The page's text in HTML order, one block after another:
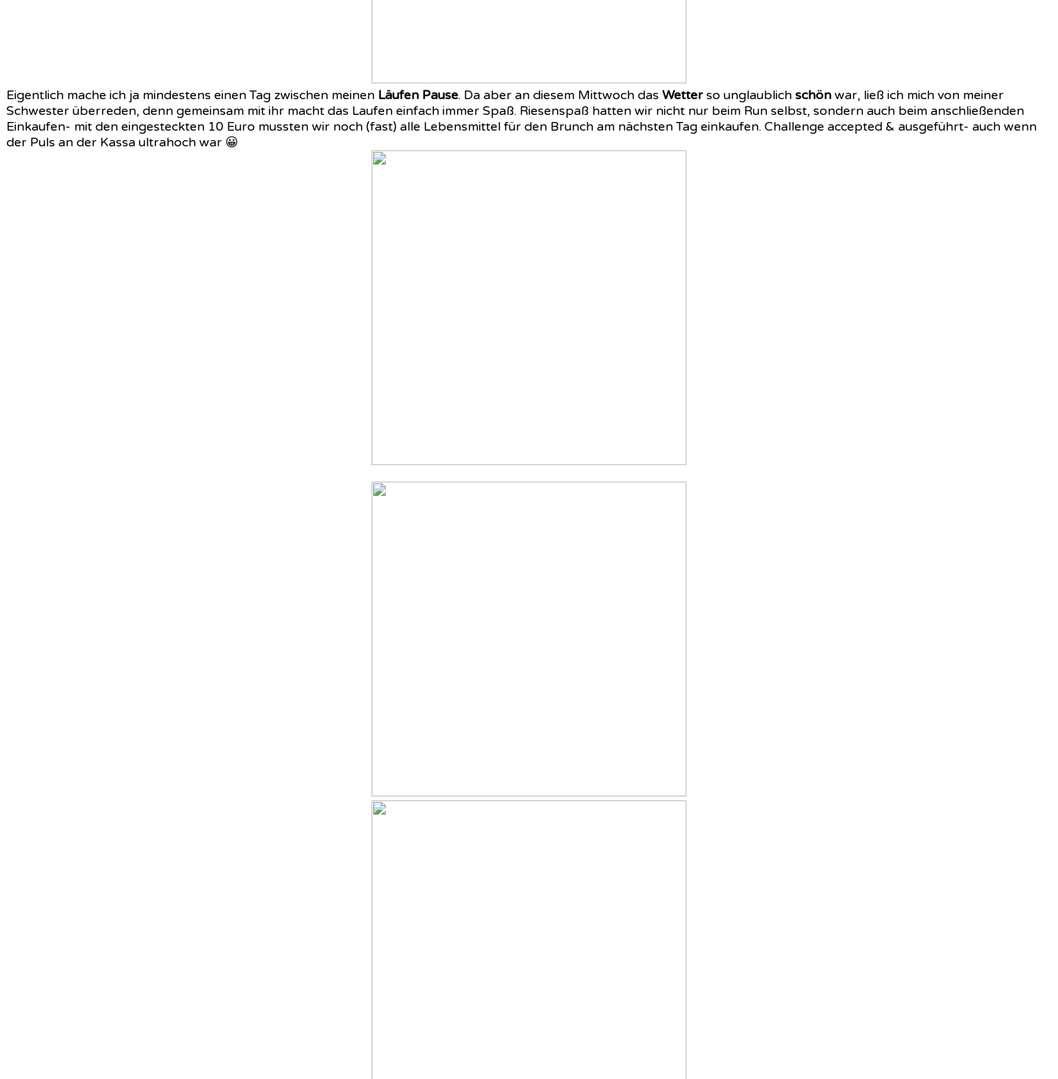
Eigentlich mache ich ja mindestens einen Tag zwischen meinen Läufen Pause. Da aber an diesem Mittwoch das Wetter so unglaublich schön war, ließ ich mich von meiner
Schwester überreden, denn gemeinsam mit ihr macht das Laufen einfach immer Spaß. Riesenspaß hatten wir nicht nur beim Run selbst, sondern auch beim anschließenden
Einkaufen- mit den eingesteckten 10 Euro mussten wir noch (fast) alle Lebensmittel für den Brunch am nächsten Tag einkaufen. Challenge accepted & ausgeführt- auch wenn
der Puls an der Kassa ultrahoch war 😀